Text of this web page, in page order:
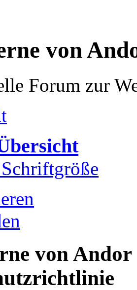
von
Forum zur
von Andor